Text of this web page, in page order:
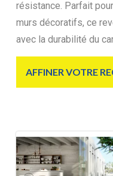
résistance. Parfait
murs décoratifs, ce
avec la durabilité du
AFFINER VOTRE